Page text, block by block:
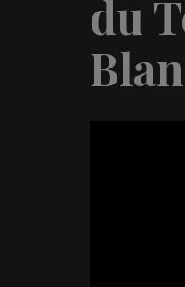
du